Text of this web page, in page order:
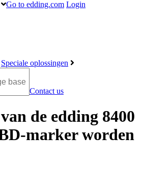
Go to edding.com Login
Speciale oplossingen
Contact us
de edding 8400
marker worden